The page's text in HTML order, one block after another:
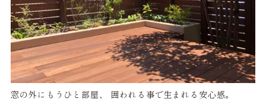
窓の外にもうひと部屋、 囲われる事で生まれる安心感。